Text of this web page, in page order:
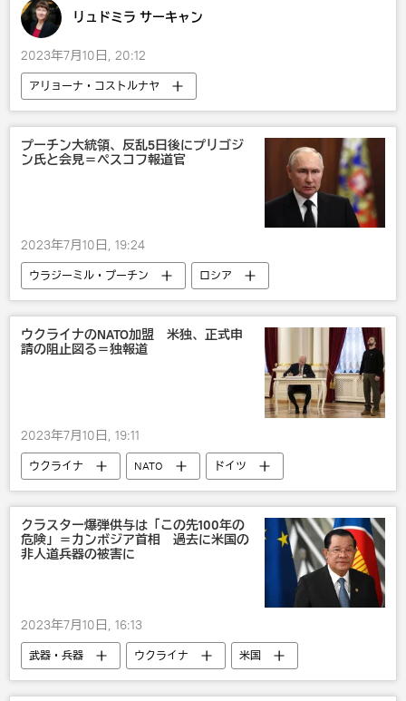
リュドミラ サーキャン
2023年7月10日, 20:12
アリョーナ・コストルナヤ
フィギュアスケート
オピニオン
スポーツ
ロシア
プーチン大統領、反乱5日後にプリゴジ
ン氏と会見＝ペスコフ報道官
2023年7月10日, 19:24
ウラジーミル・プーチン
ロシア
ドミトリー・ペスコフ
政治
ウクライナのNATO加盟 米独、正式申
請の阻止図る＝独報道
2023年7月10日, 19:11
ウクライナ NATO
ドイツ
米国
政治
ジョー・バイデン
ウォロディミル・ゼレンスキー
クラスター爆弾供与は「この先100年の
危険」＝カンボジア首相 過去に米国の
非人道兵器の被害に
2023年7月10日, 16:13
武器・兵器 ウクライナ
米国
ロシア
国際